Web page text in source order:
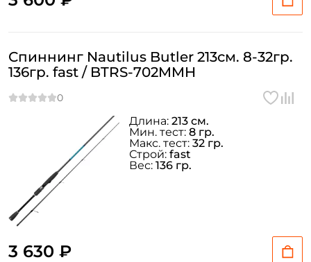
Спиннинг Nautilus Butler 213см. 8-32гр.
136гр. fast / BTRS-702MMH
3 630 ₽
Длина: 213 см.
Мин. тест: 8 гр.
Макс. тест: 32 гр.
Строй: fast
Вес: 136 гр.